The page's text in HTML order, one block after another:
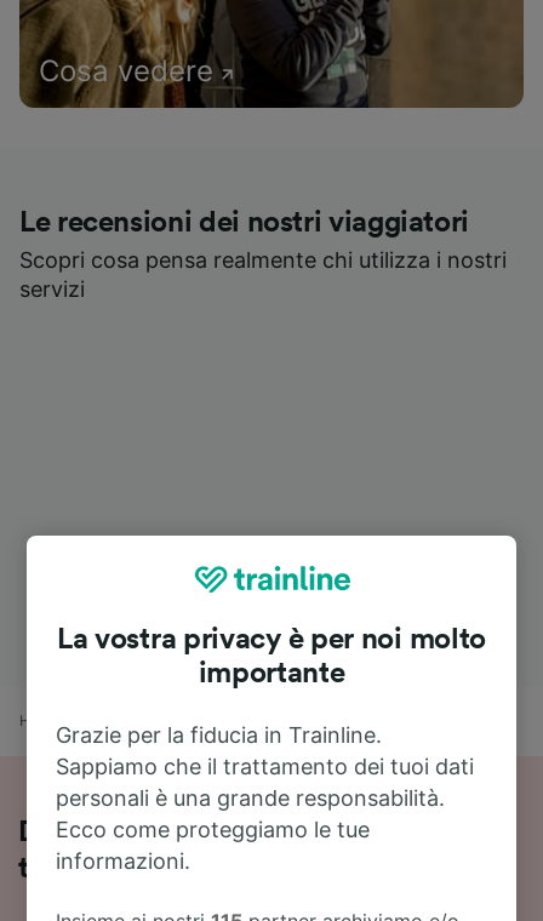
Cosa vedere
Le recensioni dei nostri viaggiatori
Scopri cosa pensa realmente chi utilizza i nostri
servizi
Home
Da Napoli a Perugia Silvestrini in
treno: tutte le info utili
La vostra privacy è per noi molto
importante
Grazie per la fiducia in Trainline.
Sappiamo che il trattamento dei tuoi dati
personali è una grande responsabilità.
Ecco come proteggiamo le tue
informazioni.